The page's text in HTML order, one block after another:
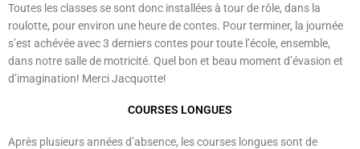
Toutes les classes se sont donc installées à tour de rôle, dans la
roulotte, pour environ une heure de contes. Pour terminer, la journée
s’est achévée avec 3 derniers contes pour toute l’école, ensemble,
dans notre salle de motricité. Quel bon et beau moment d’évasion et
d’imagination! Merci Jacquotte!
COURSES LONGUES
Après plusieurs années d’absence, les courses longues sont de